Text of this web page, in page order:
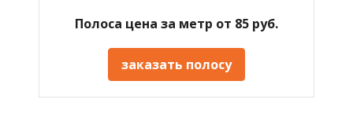
Полоса цена за метр от 85 руб.
заказать полосу